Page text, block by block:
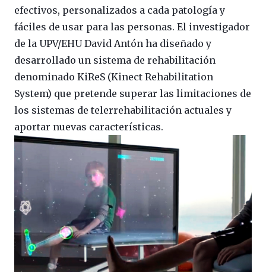
efectivos, personalizados a cada patología y
fáciles de usar para las personas. El investigador
de la UPV/EHU David Antón ha diseñado y
desarrollado un sistema de rehabilitación
denominado KiReS (Kinect Rehabilitation
System) que pretende superar las limitaciones de
los sistemas de telerrehabilitación actuales y
aportar nuevas características.